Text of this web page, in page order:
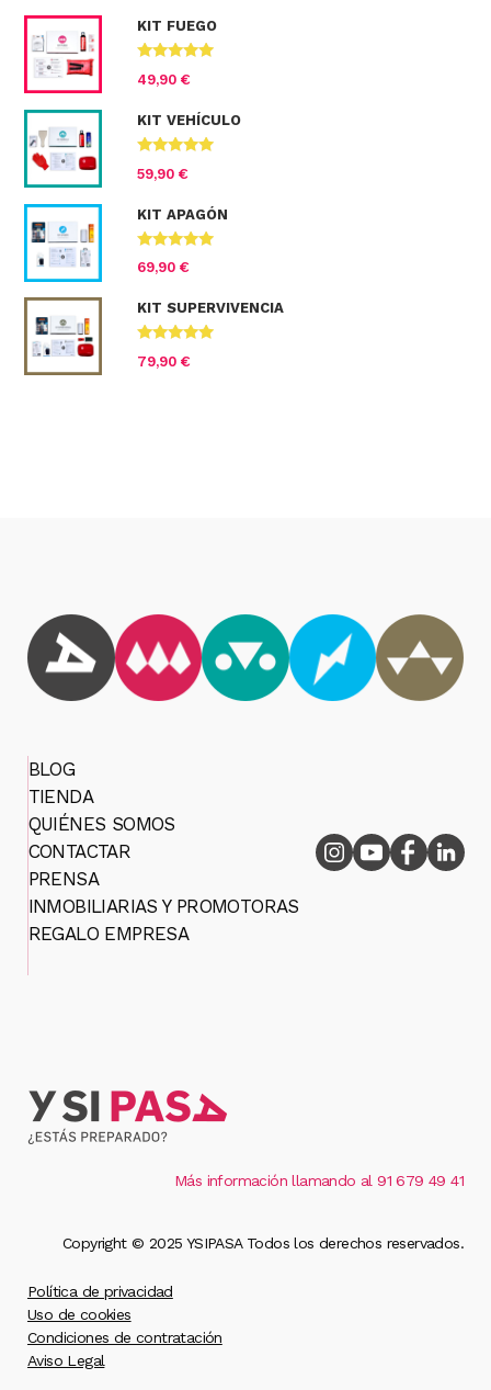
KIT FUEGO
Valorado
con4.67
49,90€
KIT VEHÍCULO
Valorado con
5.00de 5
59,90€
KIT APAGÓN
Valorado
con4.71
69,90€
KIT SUPERVIVENCIA
Valorado con
5.00de 5
79,90€
BLOG
TIENDA
QUIÉNES SOMOS
CONTACTAR
PRENSA
INMOBILIARIAS Y PROMOTORAS
REGALO EMPRESA
Más información llamando al 91 679 49 41
Copyright © 2025 YSIPASA Todos los derechos reservados.
Política de privacidad
Uso de cookies
Condiciones de contratación
Aviso Legal